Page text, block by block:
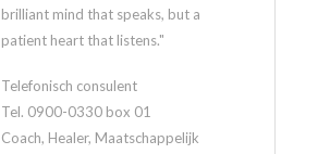
brilliant mind that speaks, but a
patient heart that listens."
Telefonisch consulent
Tel. 0900-0330 box 01
Coach, Healer, Maatschappelijk